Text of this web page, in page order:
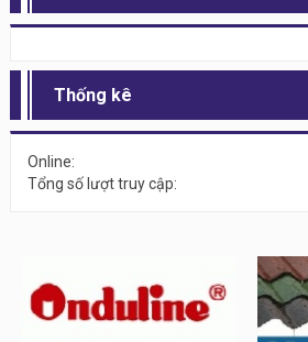
Thống kê
Online:
Tổng số lượt truy cập: